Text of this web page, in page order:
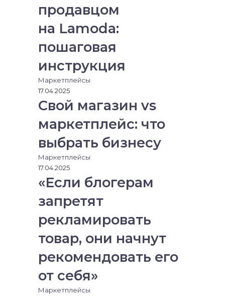
продавцом
на Lamoda:
пошаговая
инструкция
Маркетплейсы
17.04.2025
Свой магазин vs
маркетплейс: что
выбрать бизнесу
Маркетплейсы
17.04.2025
«Если блогерам
запретят
рекламировать
товар, они начнут
рекомендовать его
от себя»
Маркетплейсы